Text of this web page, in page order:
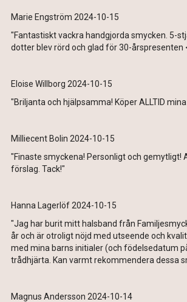
Marie Engström 2024-10-15
"Fantastiskt vackra handgjorda smycken. 5-
dotter blev rörd och glad för 30-årspresenten
Eloise Willborg 2024-10-15
"Briljanta och hjälpsamma! Köper ALLTID
Milliecent Bolin 2024-10-15
"Finaste smyckena! Personligt och gemytligt!
förslag. Tack!"
Hanna Lagerlöf 2024-10-15
"Jag har burit mitt halsband från
år och är otroligt nöjd med utseende och
med mina barns initialer (och födelsedatum
trådhjärta. Kan varmt rekommendera dessa
Magnus Andersson 2024-10-14